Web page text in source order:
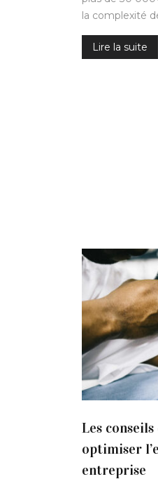
la complexité
Lire la suite
Les
optimiser
entreprise